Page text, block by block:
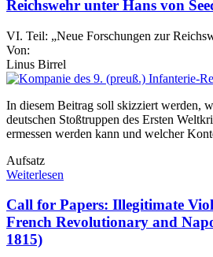
Reichswehr unter Hans von
VI. Teil: „Neue Forschungen zur
Von:
Linus Birrel
In diesem Beitrag soll skizziert werden,
deutschen Stoßtruppen des Ersten
ermessen werden kann und welcher
Aufsatz
Weiterlesen
Call for Papers: Illegitimate
French Revolutionary and
1815)